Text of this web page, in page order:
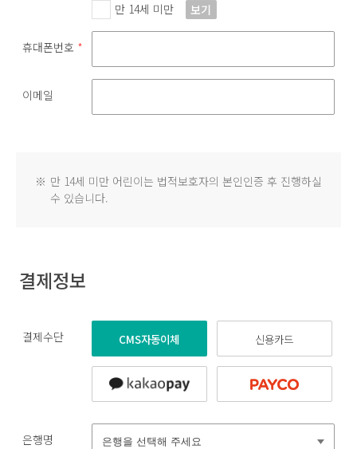
만 14세 미만 보기
휴대폰번호 *
이메일
※ 만 14세 미만 어린이는 법적보호자의 본인인증 후 진행하실
수 있습니다.
결제정보
결제수단 CMS자동이체 신용카드
은행명